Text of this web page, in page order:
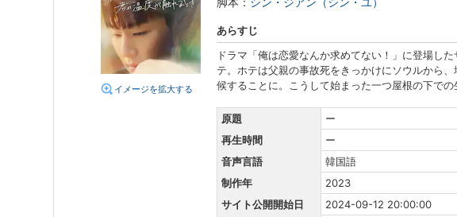
イメージを拡大する
あらすじ
ドラマ「俺は恋愛なんか求めてない！」に登場し
テ。ホテは父親の事故死をきっかけにソウルから
候することに。こうして始まった一つ屋根の下で
原題 ー
再生時間
ー
音声言語
韓国語
制作年
2023
サイト公開開始日
2024-09-12 20:00:00